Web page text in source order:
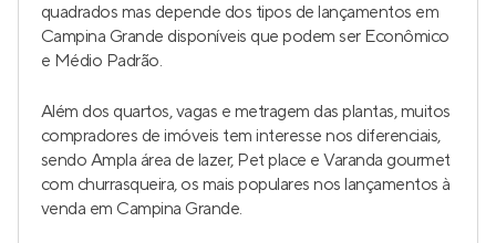
quadrados mas depende dos tipos de lançamentos em
Campina Grande disponíveis que podem ser Econômico
e Médio Padrão.
Além dos quartos, vagas e metragem das plantas, muitos
compradores de imóveis tem interesse nos diferenciais,
sendo Ampla área de lazer, Pet place e Varanda gourmet
com churrasqueira, os mais populares nos lançamentos à
venda em Campina Grande.